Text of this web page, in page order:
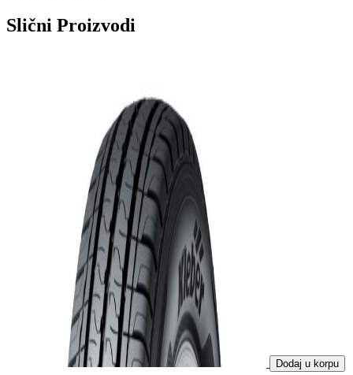
Slični Proizvodi
Dodaj u korpu